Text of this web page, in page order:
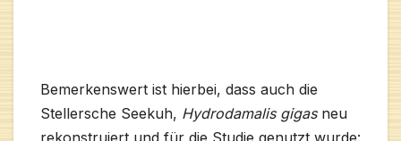
Bemerkenswert ist hierbei, dass auch die
Stellersche Seekuh, Hydrodamalis gigasneu